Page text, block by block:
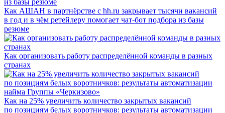
Как АШАН в партнёрстве с hh.ru закрывает тысячи вакансий
в год и в чём ретейлеру помогает чат-бот подбора из базы
резюме
Как организовать работу распределённой команды в разных
странах
Как на 25% увеличить количество закрытых вакансий
по позициям белых воротничков: результаты автоматизации